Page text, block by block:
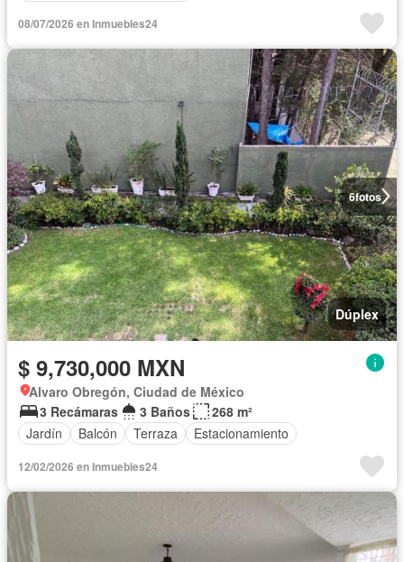
08/07/2026 en Inmuebles24
6fotos
Dúplex
$ 9,730,000 MXN
Alvaro Obregón, Ciudad de México
3 Recámaras
3 Baños
268 m²
Jardín
Balcón Terraza Estacionamiento
12/02/2026 en Inmuebles24